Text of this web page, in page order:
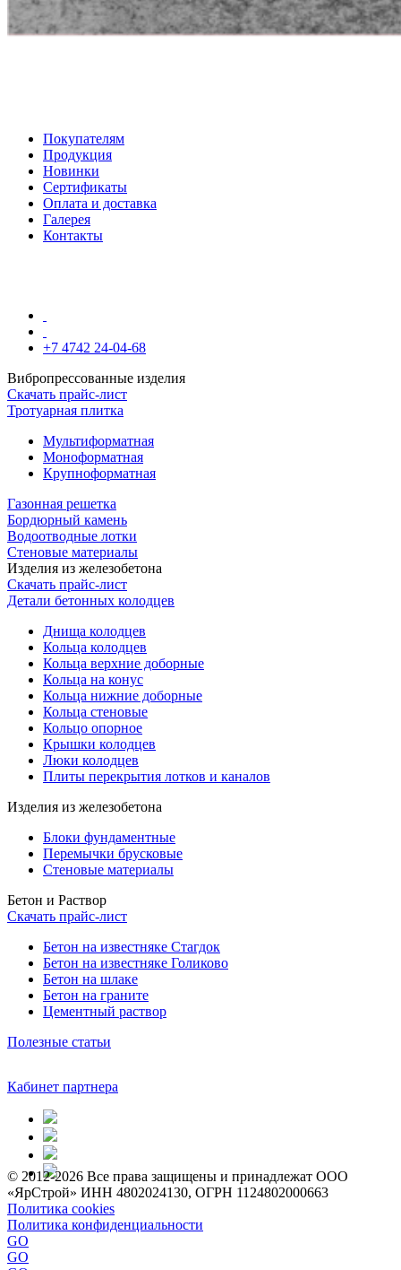
Покупателям
Продукция
Новинки
Сертификаты
Оплата и доставка
Галерея
Контакты
+7 4742 24-04-68
Вибропрессованные изделия
Скачать прайс-лист
Тротуарная плитка
Мультиформатная
Моноформатная
Крупноформатная
Газонная решетка
Бордюрный камень
Водоотводные лотки
Стеновые материалы
Изделия из железобетона
Скачать прайс-лист
Детали бетонных колодцев
Днища колодцев
Кольца колодцев
Кольца верхние доборные
Кольца на конус
Кольца нижние доборные
Кольца стеновые
Кольцо опорное
Крышки колодцев
Люки колодцев
Плиты перекрытия лотков и каналов
Изделия из железобетона
Блоки фундаментные
Перемычки брусковые
Стеновые материалы
Бетон и Раствор
Скачать прайс-лист
Бетон на известняке Стагдок
Бетон на известняке Голиково
Бетон на шлаке
Бетон на граните
Цементный раствор
Полезные статьи
Кабинет партнера
© 2012-2026 Все права защищены и принадлежат ООО
«ЯрСтрой» ИНН 4802024130, ОГРН 1124802000663
Политика cookies
Политика конфиденциальности
GO
GO